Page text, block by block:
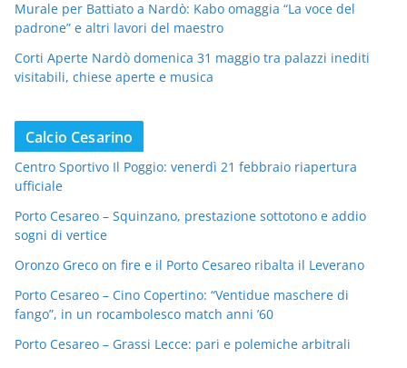
Murale per Battiato a Nardò: Kabo omaggia “La voce del
padrone” e altri lavori del maestro
Corti Aperte Nardò domenica 31 maggio tra palazzi inediti
visitabili, chiese aperte e musica
Calcio Cesarino
Centro Sportivo Il Poggio: venerdì 21 febbraio riapertura
ufficiale
Porto Cesareo – Squinzano, prestazione sottotono e addio
sogni di vertice
Oronzo Greco on fire e il Porto Cesareo ribalta il Leverano
Porto Cesareo – Cino Copertino: “Ventidue maschere di
fango”, in un rocambolesco match anni ’60
Porto Cesareo – Grassi Lecce: pari e polemiche arbitrali